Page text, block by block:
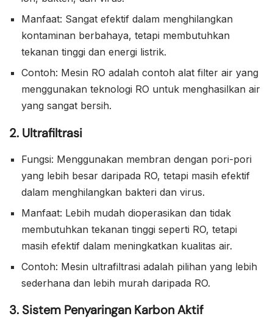
Manfaat: Sangat efektif dalam menghilangkan
kontaminan berbahaya, tetapi membutuhkan
tekanan tinggi dan energi listrik.
Contoh: Mesin RO adalah contoh alat filter air yang
menggunakan teknologi RO untuk menghasilkan air
yang sangat bersih.
2. Ultrafiltrasi
Fungsi: Menggunakan membran dengan pori-pori
yang lebih besar daripada RO, tetapi masih efektif
dalam menghilangkan bakteri dan virus.
Manfaat: Lebih mudah dioperasikan dan tidak
membutuhkan tekanan tinggi seperti RO, tetapi
masih efektif dalam meningkatkan kualitas air.
Contoh: Mesin ultrafiltrasi adalah pilihan yang lebih
sederhana dan lebih murah daripada RO.
3. Sistem Penyaringan Karbon Aktif